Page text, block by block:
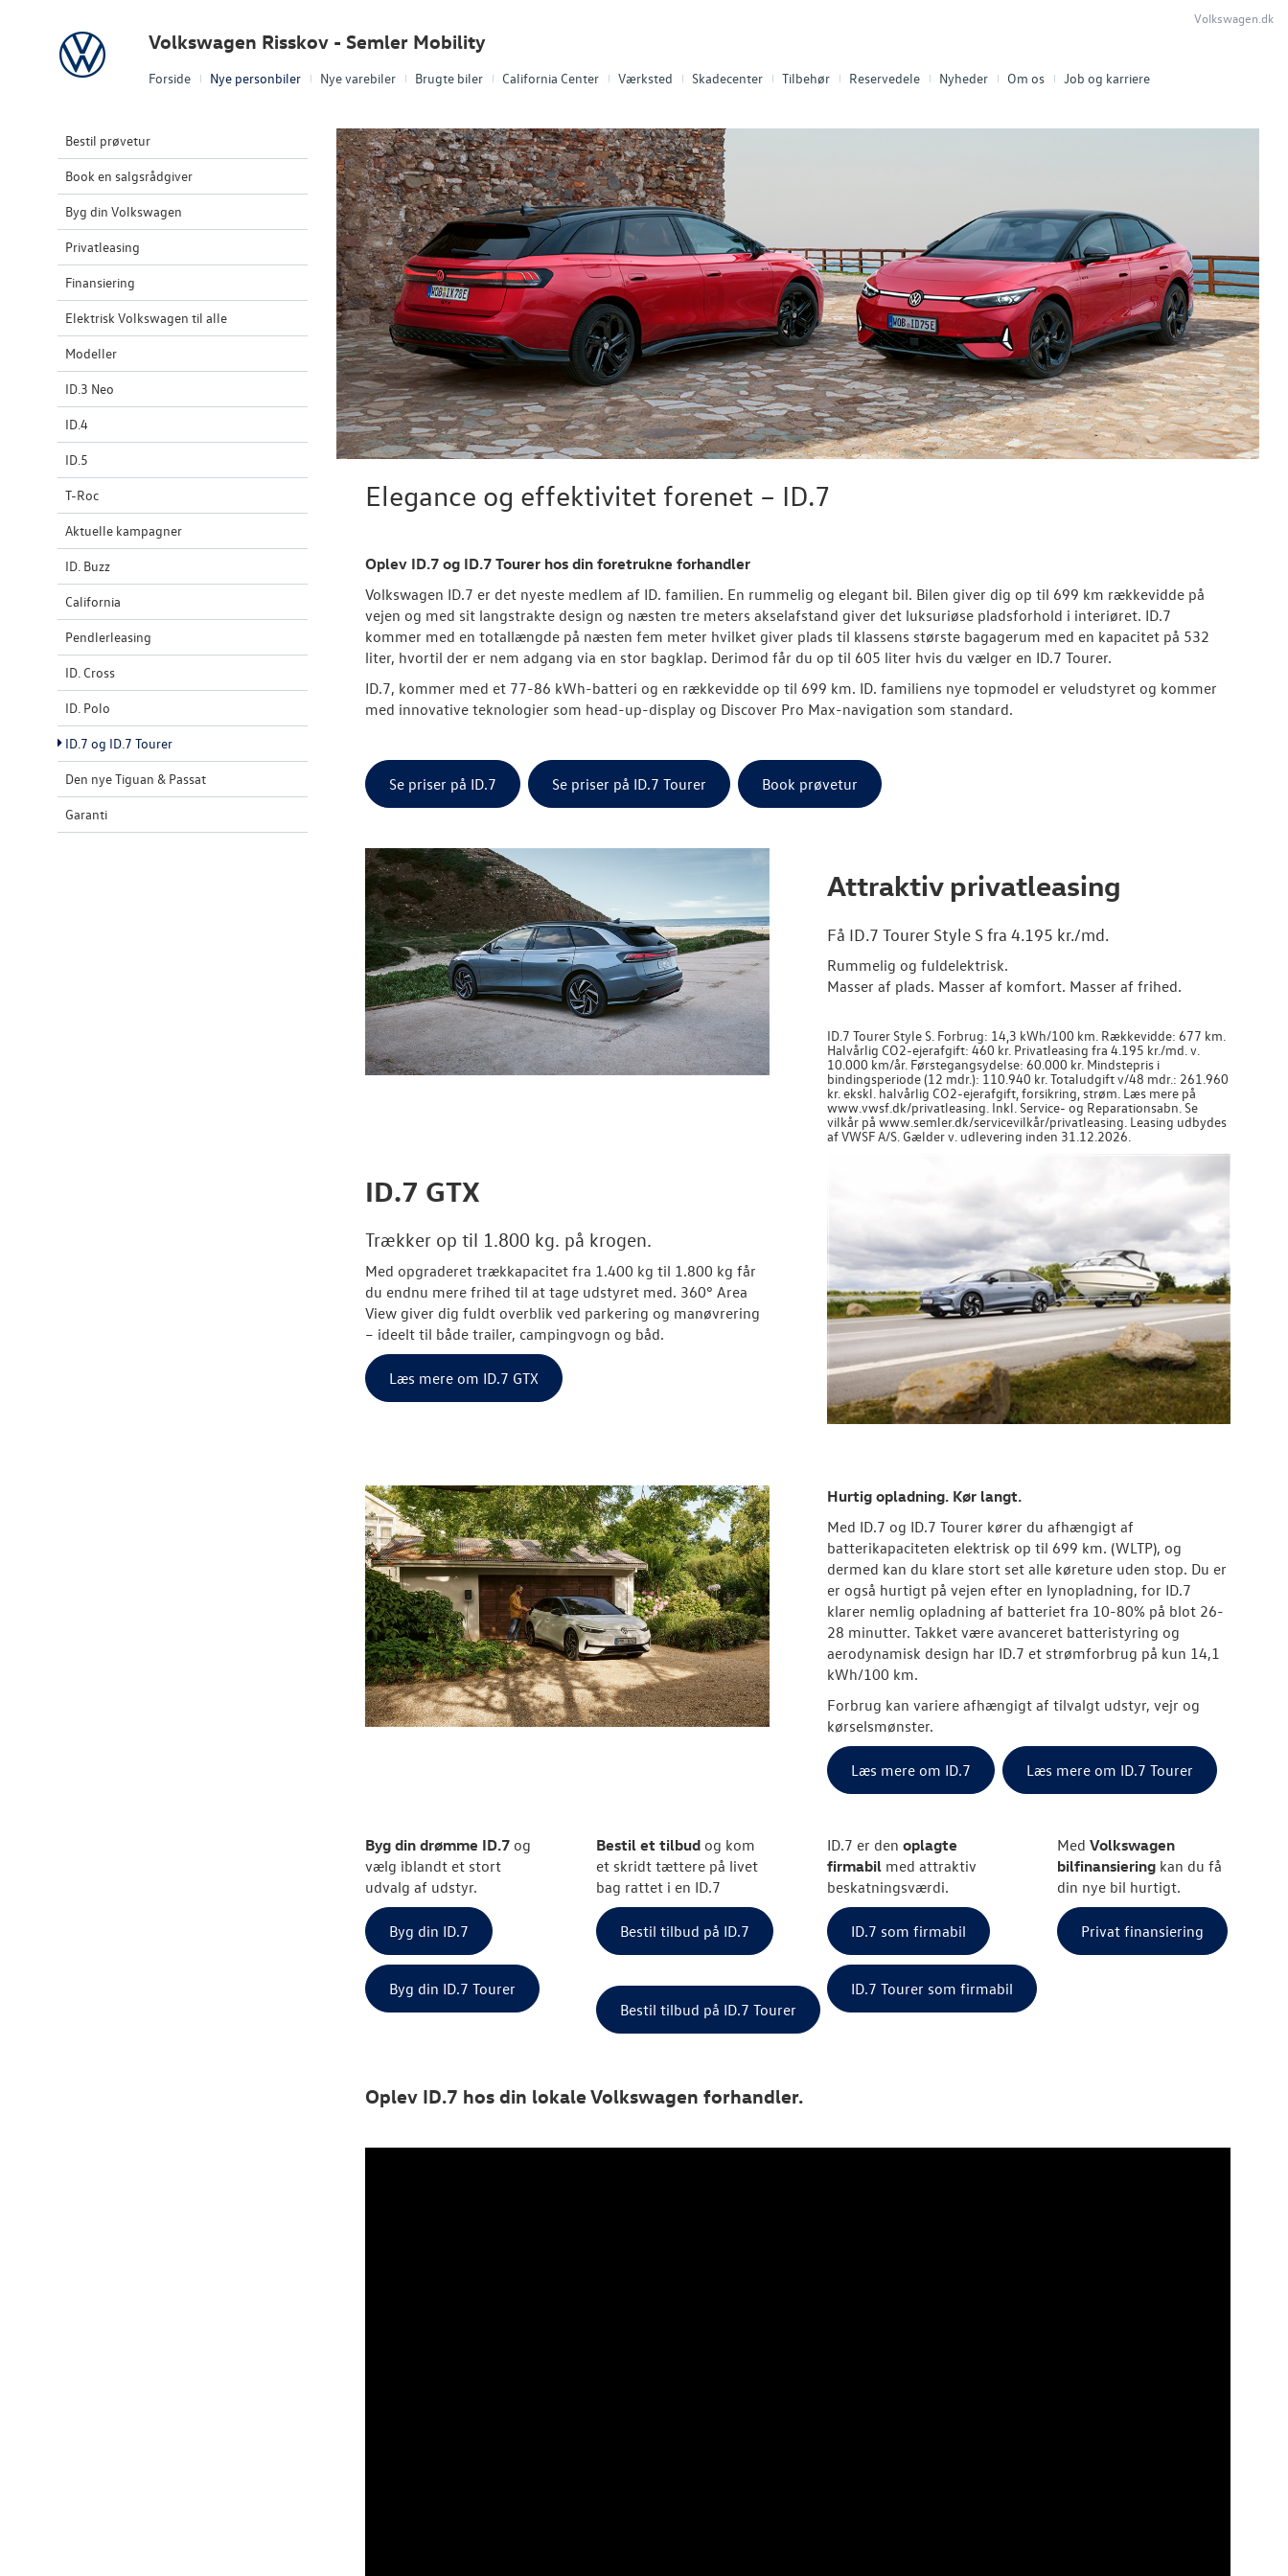
Forside Nye personbiler Nye varebiler Brugte biler California Center Værksted Skadecenter Tilbehør Reservedele Nyheder Om os Job og karriere
Volkswagen Volkswagen Risskov - Semler Mobility
Volkswagen.dk
Bestil prøvetur
Book en salgsrådgiver
Byg din Volkswagen
Privatleasing
Finansiering
Elektrisk Volkswagen til alle
Modeller
ID.3 Neo
ID.4
ID.5
T-Roc
Aktuelle kampagner
ID. Buzz
California
Pendlerleasing
ID. Cross
ID. Polo
ID.7 og ID.7 Tourer
Den nye Tiguan & Passat
Garanti
Elegance og effektivitet forenet – ID.7
Oplev ID.7 og ID.7 Tourer hos din foretrukne forhandler
Volkswagen ID.7 er det nyeste medlem af ID. familien. En rummelig og elegant bil. Bilen giver dig op til 699 km rækkevidde på
vejen og med sit langstrakte design og næsten tre meters akselafstand giver det luksuriøse pladsforhold i interiøret. ID.7
kommer med en totallængde på næsten fem meter hvilket giver plads til klassens største bagagerum med en kapacitet på 532
liter, hvortil der er nem adgang via en stor bagklap. Derimod får du op til 605 liter hvis du vælger en ID.7 Tourer.
ID.7, kommer med et 77-86 kWh-batteri og en rækkevidde op til 699 km. ID. familiens nye topmodel er veludstyret og kommer
med innovative teknologier som head-up-display og Discover Pro Max-navigation som standard.
Se priser på ID.7 Se priser på ID.7 Tourer Book prøvetur
Attraktiv privatleasing
Få ID.7 Tourer Style S fra 4.195 kr./md.
Rummelig og fuldelektrisk.
Masser af plads. Masser af komfort. Masser af frihed.
ID.7 Tourer Style S. Forbrug: 14,3 kWh/100 km. Rækkevidde: 677 km.
Halvårlig CO2-ejerafgift: 460 kr. Privatleasing fra 4.195 kr./md. v.
10.000 km/år. Førstegangsydelse: 60.000 kr. Mindstepris i
bindingsperiode (12 mdr.): 110.940 kr. Totaludgift v/48 mdr.: 261.960
kr. ekskl. halvårlig CO2-ejerafgift, forsikring, strøm. Læs mere på
www.vwsf.dk/privatleasing. Inkl. Service- og Reparationsabn. Se
vilkår på www.semler.dk/servicevilkår/privatleasing. Leasing udbydes
af VWSF A/S. Gælder v. udlevering inden 31.12.2026.
ID.7 GTX
Trækker op til 1.800 kg. på krogen.
Med opgraderet trækkapacitet fra 1.400 kg til 1.800 kg får
du endnu mere frihed til at tage udstyret med. 360° Area
View giver dig fuldt overblik ved parkering og manøvrering
– ideelt til både trailer, campingvogn og båd.
Læs mere om ID.7 GTX
Hurtig opladning. Kør langt.
Med ID.7 og ID.7 Tourer kører du afhængigt af
batterikapaciteten elektrisk op til 699 km. (WLTP), og
dermed kan du klare stort set alle køreture uden stop. Du er
er også hurtigt på vejen efter en lynopladning, for ID.7
klarer nemlig opladning af batteriet fra 10-80% på blot 26-
28 minutter. Takket være avanceret batteristyring og
aerodynamisk design har ID.7 et strømforbrug på kun 14,1
kWh/100 km.
Forbrug kan variere afhængigt af tilvalgt udstyr, vejr og
kørselsmønster.
Læs mere om ID.7 Læs mere om ID.7 Tourer
Byg din drømme ID.7 og
vælg iblandt et stort
udvalg af udstyr.
Byg din ID.7
Byg din ID.7 Tourer
Bestil et tilbudog kom
et skridt tættere på livet
bag rattet i en ID.7
Bestil tilbud på ID.7
Bestil tilbud på ID.7 Tourer
ID.7 er den oplagte
firmabilmed attraktiv
beskatningsværdi.
ID.7 som firmabil
ID.7 Tourer som firmabil
MedVolkswagen
bilfinansiering kan du få
din nye bil hurtigt.
Privat finansiering
Oplev ID.7 hos din lokale Volkswagen forhandler.